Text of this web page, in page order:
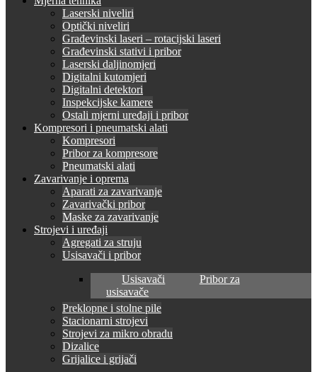
Laserski niveliri
Optički niveliri
Građevinski laseri – rotacijski laseri
Građevinski stativi i pribor
Laserski daljinomjeri
Digitalni kutomjeri
Digitalni detektori
Inspekcijske kamere
Ostali mjerni uređaji i pribor
Kompresori i pneumatski alati
Kompresori
Pribor za kompresore
Pneumatski alati
Zavarivanje i oprema
Aparati za zavarivanje
Zavarivački pribor
Maske za zavarivanje
Strojevi i uređaji
Agregati za struju
Usisavači i pribor
Usisavači
Pribor za
usisavače
Preklopne i stolne pile
Stacionarni strojevi
Strojevi za mikro obradu
Dizalice
Grijalice i grijači